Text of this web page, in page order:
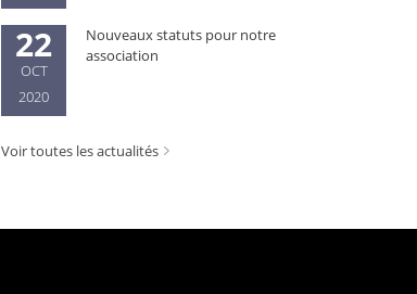
22
OCT
2020
Nouveaux statuts pour notre
association
Voir toutes les actualités